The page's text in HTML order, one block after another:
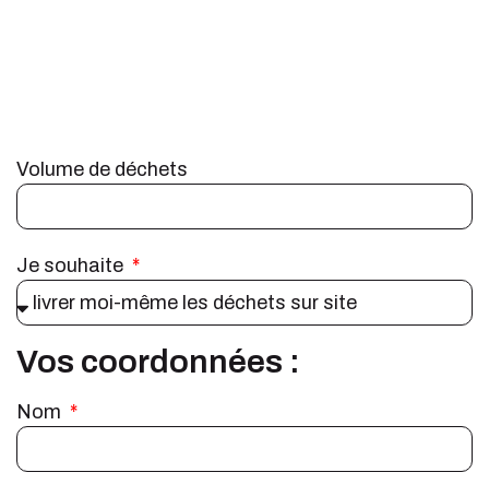
Volume de déchets
Je souhaite
Vos coordonnées :
Nom